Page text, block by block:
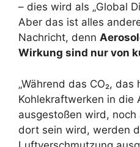
– dies wird als „Global
Aber das ist alles
Nachricht, denn
Wirkung sind nur von
„Während das CO₂,
Kohlekraftwerken in die
ausgestoßen wird,
dort sein wird, werden